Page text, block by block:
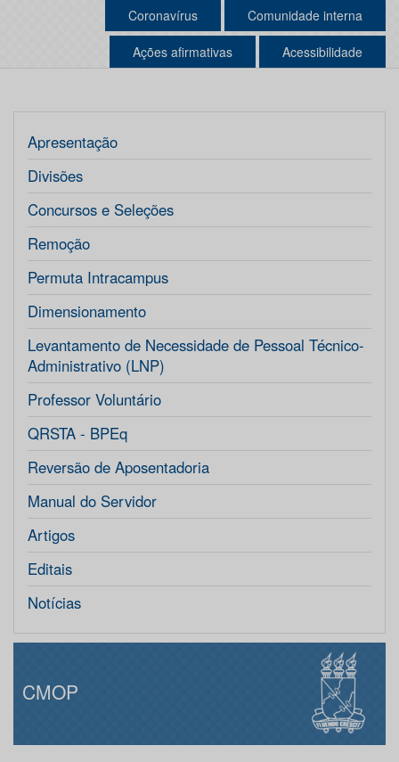
Coronavírus Comunidade interna
Ações afirmativas Acessibilidade
Apresentação
Divisões
Concursos e Seleções
Remoção
Permuta Intracampus
Dimensionamento
Levantamento de Necessidade de Pessoal Técnico-
Administrativo (LNP)
Professor Voluntário
QRSTA - BPEq
Reversão de Aposentadoria
Manual do Servidor
Artigos
Editais
Notícias
CMOP